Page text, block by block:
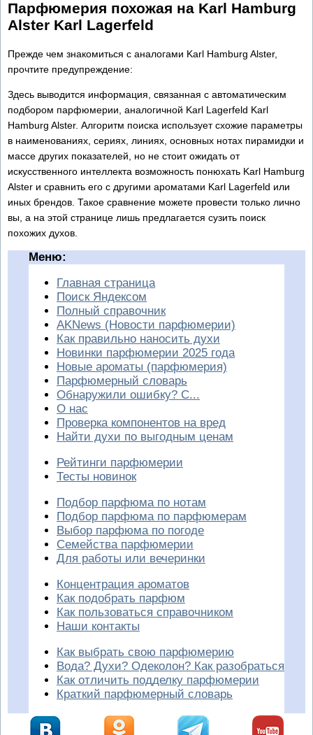
Парфюмерия похожая на Karl Hamburg
Alster Karl Lagerfeld
Прежде чем знакомиться с аналогами Karl Hamburg Alster,
прочтите предупреждение:
Здесь выводится информация, связанная с автоматическим
подбором парфюмерии, аналогичной Karl Lagerfeld Karl
Hamburg Alster. Алгоритм поиска использует схожие параметры
в наименованиях, сериях, линиях, основных нотах пирамидки и
массе других показателей, но не стоит ожидать от
искусственного интеллекта возможность понюхать Karl Hamburg
Alster и сравнить его с другими ароматами Karl Lagerfeld или
иных брендов. Такое сравнение можете провести только лично
вы, а на этой странице лишь предлагается сузить поиск
похожих духов.
Меню:
Главная страница
Поиск Яндексом
Полный справочник
AKNews (Новости парфюмерии)
Как правильно наносить духи
Новинки парфюмерии 2025 года
Новые ароматы (парфюмерия)
Парфюмерный словарь
Обнаружили ошибку? С...
О нас
Проверка компонентов на вред
Найти духи по выгодным ценам
Рейтинги парфюмерии
Тесты новинок
Подбор парфюма по нотам
Подбор парфюма по парфюмерам
Выбор парфюма по погоде
Семейства парфюмерии
Для работы или вечеринки
Концентрация ароматов
Как подобрать парфюм
Как пользоваться справочником
Наши контакты
Как выбрать свою парфюмерию
Вода? Духи? Одеколон? Как разобраться
Как отличить подделку парфюмерии
Краткий парфюмерный словарь